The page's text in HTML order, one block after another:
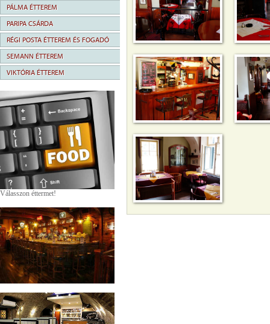
PÁLMA ÉTTEREM
PARIPA CSÁRDA
RÉGI POSTA ÉTTEREM ÉS FOGADÓ
SEMANN ÉTTEREM
VIKTÓRIA ÉTTEREM
Válasszon éttermet!